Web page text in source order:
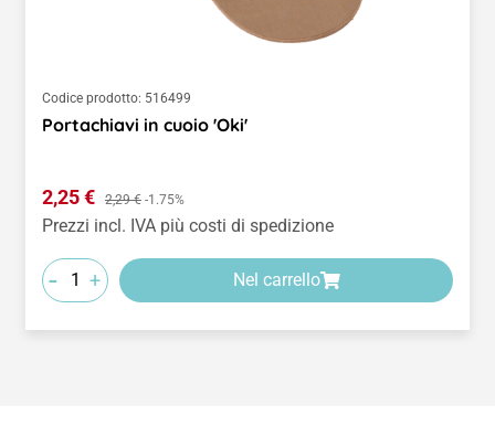
Codice prodotto: 516499
Portachiavi in cuoio 'Oki'
Prezzo di vendita:
2,25 € Prezzo normale:
2,29 € -1.75%
Prezzi incl. IVA più costi di spedizione
- + Nel carrello